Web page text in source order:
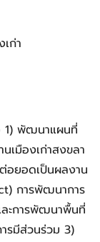
ก่า
1) พัฒนาแผนที่
เมืองเก่าสงขลา
อยอดเป็นผลงาน
การพัฒนาการ
ะการพัฒนาพื้นที่
รมีส่วนร่วม 3)